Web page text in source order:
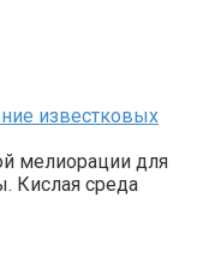
известковых
мелиорации для
Кислая среда